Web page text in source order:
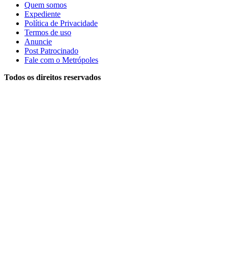
Quem somos
Expediente
Política de Privacidade
Termos de uso
Anuncie
Post Patrocinado
Fale com o Metrópoles
Todos os direitos reservados